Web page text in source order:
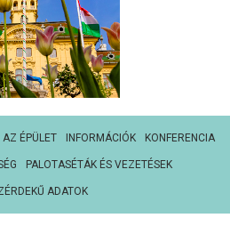
AZ ÉPÜLET INFORMÁCIÓK KONFERENCIA
PALOTASÉTÁK ÉS VEZETÉSEK
ADATOK